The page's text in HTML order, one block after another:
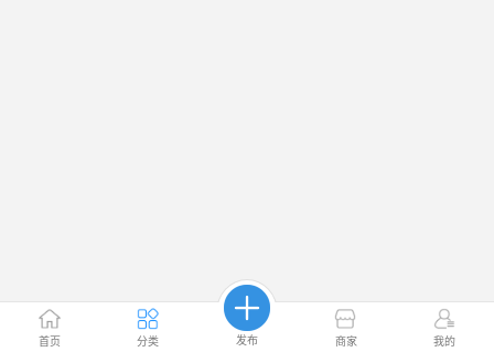
首页 分类 发布 商家 我的